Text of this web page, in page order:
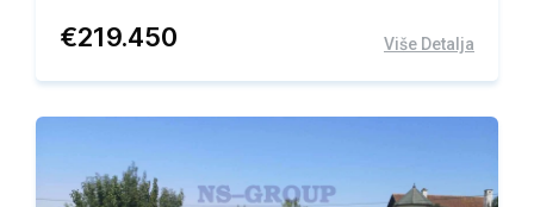
€219.450 Više Detalja